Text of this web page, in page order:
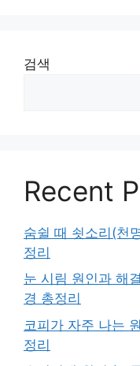
검색
Recent
숨쉴 때 쇳소리(천
정리
눈 시림 원인과 해
경 총정리
코피가 자주 나는
정리